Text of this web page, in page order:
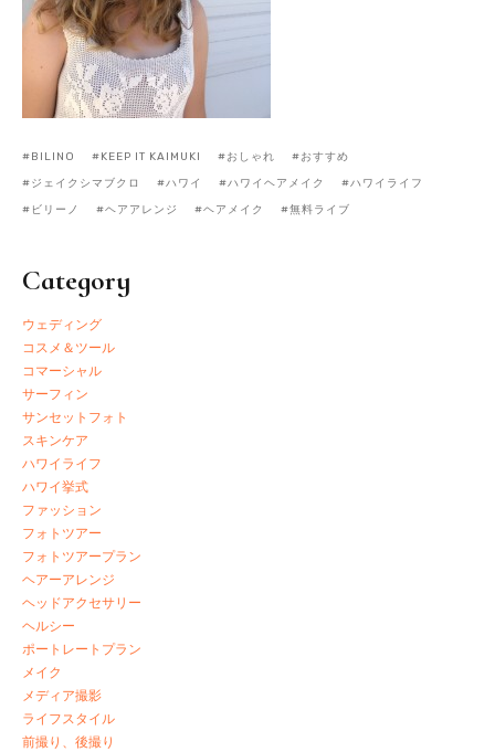
BILINO KEEP IT KAIMUKI おしゃれ
おすすめ
ジェイクシマブクロ
ハワイ ハワイヘアメイク
ハワイライフ
ビリーノ
ヘアアレンジ ヘアメイク 無料ライブ
Category
ウェディング
コスメ＆ツール
コマーシャル
サーフィン
サンセットフォト
スキンケア
ハワイライフ
ハワイ挙式
ファッション
フォトツアー
フォトツアープラン
ヘアーアレンジ
ヘッドアクセサリー
ヘルシー
ポートレートプラン
メイク
メディア撮影
ライフスタイル
前撮り、後撮り